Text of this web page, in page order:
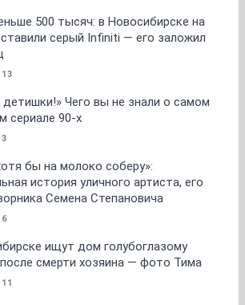
500 тысяч: в Новосибирске на
серый Infiniti — его заложил
13
детишки!» Чего вы не знали о самом
сериале 90-х
3
бы на молоко соберу»:
история уличного артиста, его
Семена Степановича
6
ищут дом голубоглазому
смерти хозяина — фото Тима
11